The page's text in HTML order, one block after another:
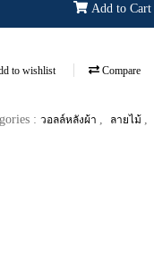
Add to Cart
to wishlist Compare
: วอลล์หลังผ้า ลายไม้